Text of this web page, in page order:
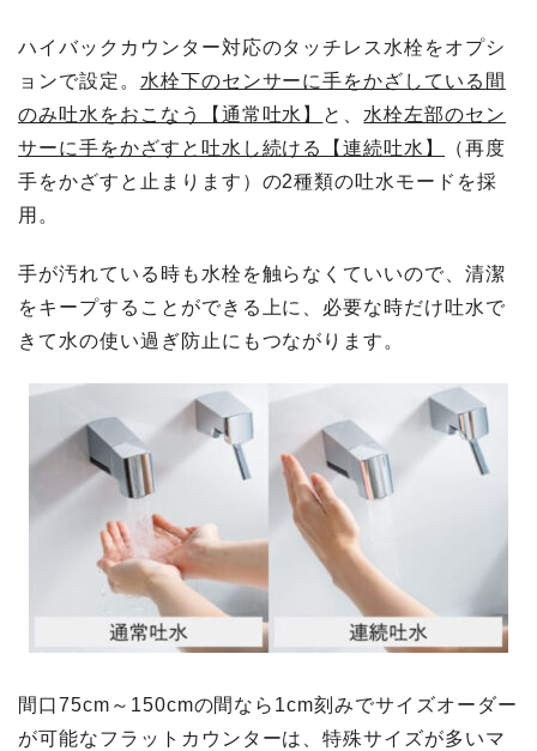
ハイバックカウンター対応のタッチレス水栓をオプシ
ョンで設定。 水栓下のセンサーに手をかざしている間
のみ吐水をおこなう【通常吐水】 と、 水栓左部のセン
サーに手をかざすと吐水し続ける【連続吐水】
（再度
手をかざすと止まります）の2種類の吐水モードを採
用。
手が汚れている時も水栓を触らなくていいので、清潔
をキープすることができる上に、必要な時だけ吐水で
きて水の使い過ぎ防止にもつながります。
間口75cm～150cmの間なら1cm刻みでサイズオーダー
が可能なフラットカウンターは、特殊サイズが多いマ